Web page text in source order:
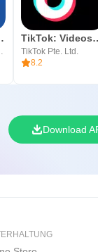
Chat TikTok:
TikTok Pte. Ltd.
8.2
Download